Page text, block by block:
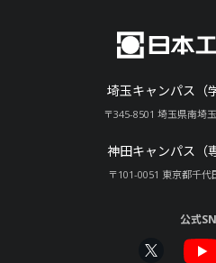
埼玉キャンパス（
〒345-8501 埼玉県南埼
神田キャンパス（
〒101-0051 東京都千
公式